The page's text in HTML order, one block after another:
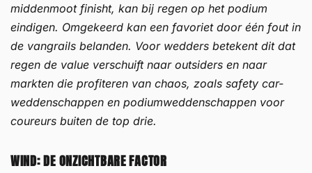
middenmoot finisht, kan bij regen op het podium
eindigen. Omgekeerd kan een favoriet door één fout in
de vangrails belanden. Voor wedders betekent dit dat
regen de value verschuift naar outsiders en naar
markten die profiteren van chaos, zoals safety car-
weddenschappen en podiumweddenschappen voor
coureurs buiten de top drie.
WIND: DE ONZICHTBARE FACTOR